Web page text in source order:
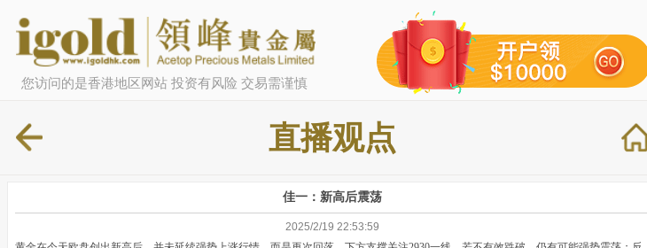
您访问的是香港地区网站 投资有风险 交易需谨慎
直播观点
佳一：新高后震荡
2025/2/19 22:53:59